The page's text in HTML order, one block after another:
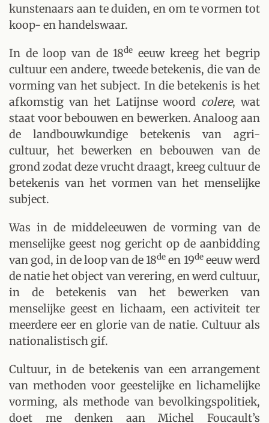
kunstenaars aan te duiden, en om te vormen tot
koop- en handelswaar.
In de loop van de 18de eeuw kreeg het begrip
cultuur een andere, tweede betekenis, die van de
vorming van het subject. In die betekenis is het
afkomstig van het Latijnse woord colere, wat
staat voor bebouwen en bewerken. Analoog aan
de landbouwkundige betekenis van agri-
cultuur, het bewerken en bebouwen van de
grond zodat deze vrucht draagt, kreeg cultuur de
betekenis van het vormen van het menselijke
subject.
Was in de middeleeuwen de vorming van de
menselijke geest nog gericht op de aanbidding
van god, in de loop van de 18de en 19deeeuw werd
de natie het object van verering, en werd cultuur,
in de betekenis van het bewerken van
menselijke geest en lichaam, een activiteit ter
meerdere eer en glorie van de natie. Cultuur als
nationalistisch gif.
Cultuur, in de betekenis van een arrangement
van methoden voor geestelijke en lichamelijke
vorming, als methode van bevolkingspolitiek,
doet me denken aan Michel Foucault’s